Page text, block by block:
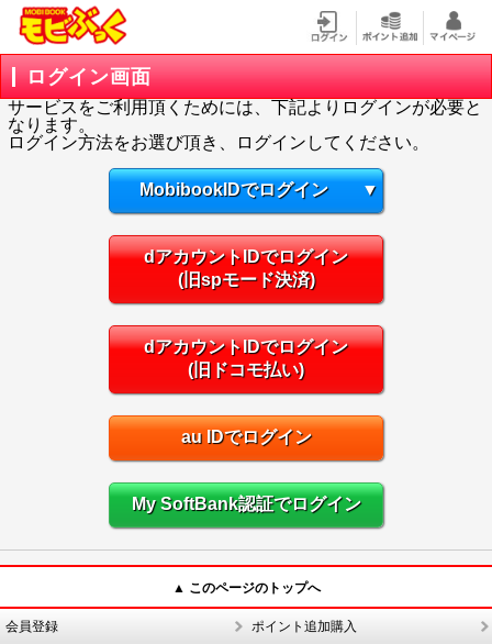
ログイン画面
サービスをご利用頂くためには、下記よりログインが必要と
なります。
ログイン方法をお選び頂き、ログインしてください。
MobibookIDでログイン ▼
dアカウントIDでログイン
(旧spモード決済)
dアカウントIDでログイン
(旧ドコモ払い)
au IDでログイン
My SoftBank認証でログイン
▲ このページのトップへ
会員登録 ポイント追加購入